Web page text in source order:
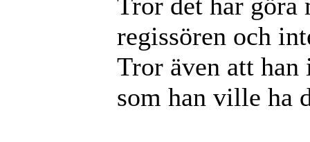
regissören och
Tror även att
som han ville ha